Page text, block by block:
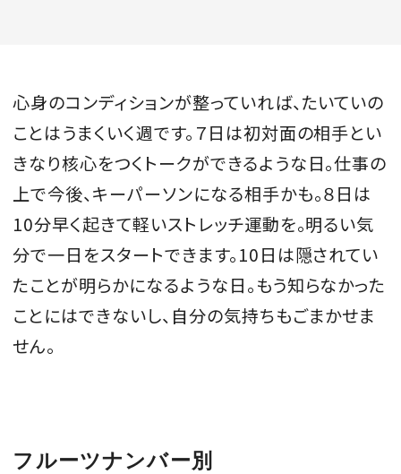
MAGAZINE
2026年9月号
2026-07-23発売
心身のコンディションが整っていれば、たいていの
ことはうまくいく週です。７日は初対面の相手とい
きなり核心をつくトークができるような日。仕事の
上で今後、キーパーソンになる相手かも。８日は
10分早く起きて軽いストレッチ運動を。明るい気
分で一日をスタートできます。10日は隠されてい
たことが明らかになるような日。もう知らなかった
ことにはできないし、自分の気持ちもごまかせま
せん。
フルーツナンバー別